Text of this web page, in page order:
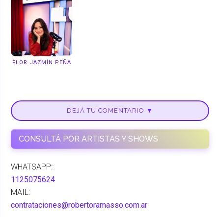
FLOR JAZMÍN PEÑA
DEJÁ TU COMENTARIO ▼
CONSULTÁ POR ARTISTAS Y SHOWS
WHATSAPP:
1125075624
MAIL:
contrataciones@robertoramasso.com.ar